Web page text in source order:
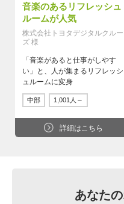
音楽のあるリフレッシュ
ルームが人気
株式会社トヨタデジタルクルー
ズ 様
「音楽があると仕事がしやす
い」と、人が集まるリフレッシ
ュルームに変身
中部 1,001人～
詳細はこちら
あなた